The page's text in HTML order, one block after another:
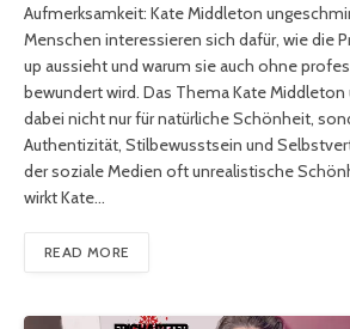
Aufmerksamkeit: Kate Middleton
Menschen interessieren sich dafür, wie die
up aussieht und warum sie auch ohne
bewundert wird. Das Thema Kate
dabei nicht nur für natürliche Schönheit,
Authentizität, Stilbewusstsein und
der soziale Medien oft unrealistische
wirkt Kate…
READ MORE